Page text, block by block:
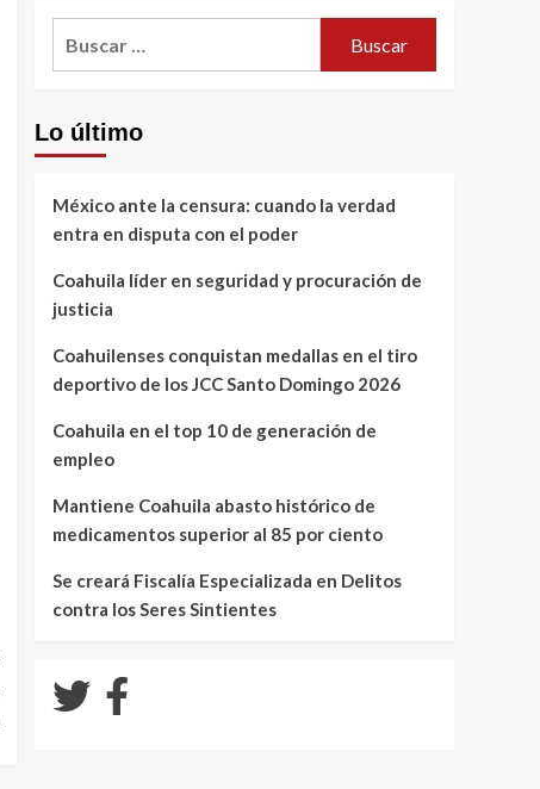
Lo último
México ante la censura: cuando la verdad
entra en disputa con el poder
Coahuila líder en seguridad y procuración de
justicia
Coahuilenses conquistan medallas en el tiro
deportivo de los JCC Santo Domingo 2026
Coahuila en el top 10 de generación de
empleo
Mantiene Coahuila abasto histórico de
medicamentos superior al 85 por ciento
Se creará Fiscalía Especializada en Delitos
contra los Seres Sintientes